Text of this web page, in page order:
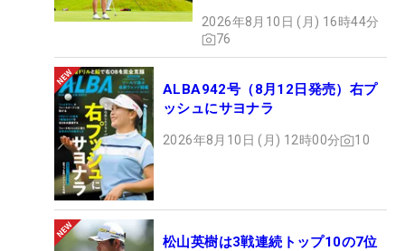
2026年8月10日 (月) 16時44分
76
ALBA942号（8月12日発売）右プ
ッシュにサヨナラ
2026年8月10日 (月) 12時00分 10
松山英樹は3戦連続トップ10の7位